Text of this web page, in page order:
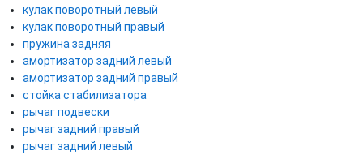
кулак поворотный левый
кулак поворотный правый
пружина задняя
амортизатор задний левый
амортизатор задний правый
стойка стабилизатора
рычаг подвески
рычаг задний правый
рычаг задний левый